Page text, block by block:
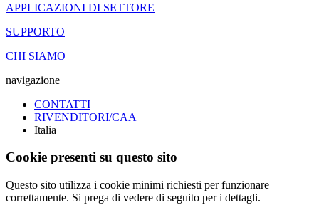
APPLICAZIONI DI SETTORE
SUPPORTO
CHI SIAMO
navigazione
CONTATTI
RIVENDITORI/CAA
Italia
Cookie presenti su questo sito
Questo sito utilizza i cookie minimi richiesti per funzionare
correttamente. Si prega di vedere di seguito per i dettagli.